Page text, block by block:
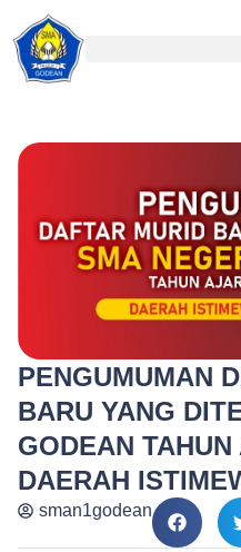
PENGUMUMAN
BARU YANG
GODEAN
DAERAH
sman1godean